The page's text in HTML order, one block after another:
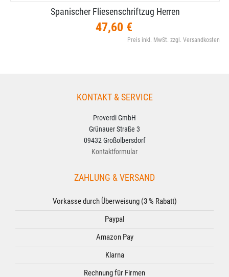
Spanischer Fliesenschriftzug Herren
47,60 €
Preis inkl. MwSt. zzgl. Versandkosten
KONTAKT & SERVICE
Proverdi GmbH
Grünauer Straße 3
09432 Großolbersdorf
Kontaktformular
ZAHLUNG & VERSAND
Vorkasse durch Überweisung (3 % Rabatt)
Paypal
Amazon Pay
Klarna
Rechnung für Firmen